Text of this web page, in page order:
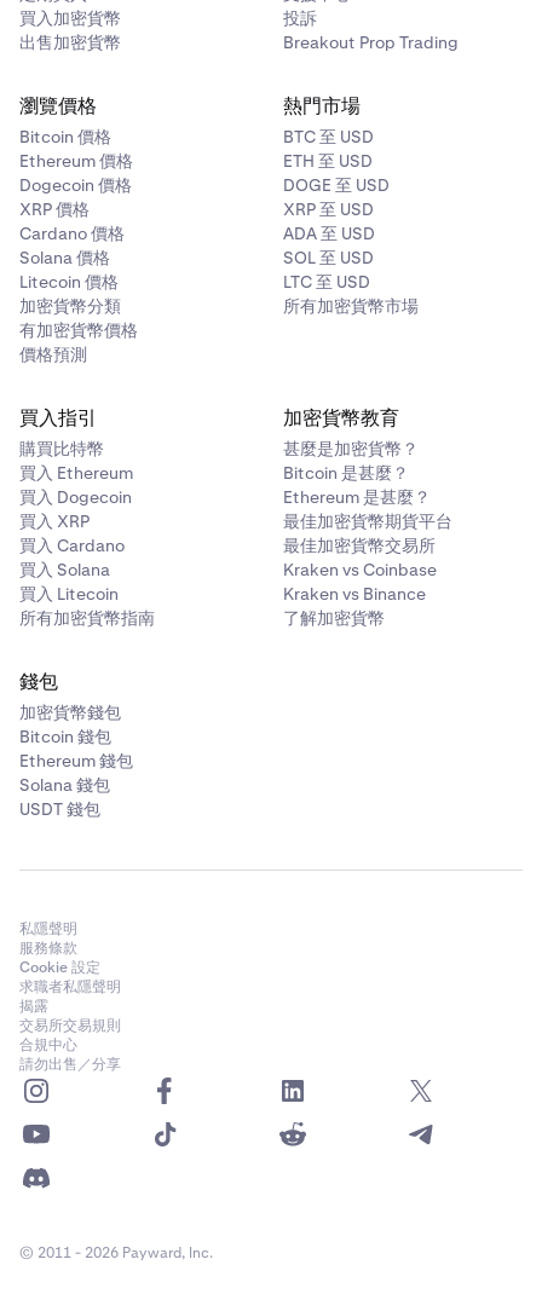
買入加密貨幣
出售加密貨幣
投訴
Breakout Prop Trading
瀏覽價格
Bitcoin 價格
Ethereum 價格
Dogecoin 價格
XRP 價格
Cardano 價格
Solana 價格
Litecoin 價格
加密貨幣分類
有加密貨幣價格
價格預測
熱門市場
BTC 至 USD
ETH 至 USD
DOGE 至 USD
XRP 至 USD
ADA 至 USD
SOL 至 USD
LTC 至 USD
所有加密貨幣市場
買入指引
購買比特幣
買入 Ethereum
買入 Dogecoin
買入 XRP
買入 Cardano
買入 Solana
買入 Litecoin
所有加密貨幣指南
加密貨幣教育
甚麼是加密貨幣？
Bitcoin 是甚麼？
Ethereum 是甚麼？
最佳加密貨幣期貨平台
最佳加密貨幣交易所
Kraken vs Coinbase
Kraken vs Binance
了解加密貨幣
錢包
加密貨幣錢包
Bitcoin 錢包
Ethereum 錢包
Solana 錢包
USDT 錢包
私隱聲明
服務條款
Cookie 設定
求職者私隱聲明
揭露
交易所交易規則
合規中心
請勿出售／分享
© 2011 - 2026 Payward, Inc.